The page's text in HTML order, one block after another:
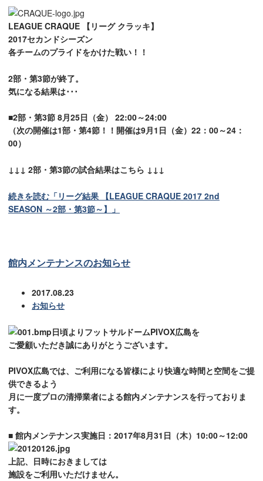
LEAGUE CRAQUE 【リーグ クラッキ】
2017セカンドシーズン
各チームのプライドをかけた戦い！！
2部・第3節が終了。
気になる結果は･･･
■2部・第3節 8月25日（金） 22:00～24:00
（次の開催は1部・第4節！！開催は9月1日（金）22：00～24：
00）
↓↓↓ 2部・第3節の試合結果はこちら ↓↓↓
続きを読む「リーグ結果 【LEAGUE CRAQUE 2017 2nd
SEASON ～2部・第3節～】」
館内メンテナンスのお知らせ
2017.08.23
お知らせ
日頃よりフットサルドームPIVOX広島を
ご愛顧いただき誠にありがとうございます。
PIVOX広島では、ご利用になる皆様により快適な時間と空間をご提
供できるよう
月に一度プロの清掃業者による館内メンテナンスを行っておりま
す。
■ 館内メンテナンス実施日：2017年8月31日（木）10:00～12:00
上記、日時におきましては
施設をご利用いただけません。